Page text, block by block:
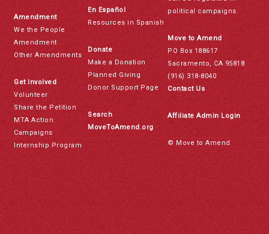
Amendment
We the People
Amendment
Other Amendments
Get Involved
Volunteer
Share the Petition
MTA Action
Campaigns
Internship Program
En Español
Resources in Spanish
Donate
Make a Donation
Planned Giving
Donor Support Page
Search
MoveToAmend.org
political campaigns.
Move to Amend
PO Box 188617
Sacramento, CA 95818
(916) 318-8040
Contact Us
Affiliate Admin Login
© Move to Amend